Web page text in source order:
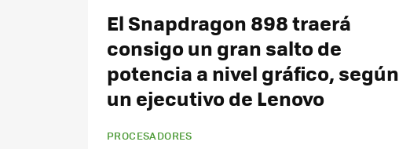
El Snapdragon 898 traerá
consigo un gran salto de
potencia a nivel gráfico, según
un ejecutivo de Lenovo
PROCESADORES